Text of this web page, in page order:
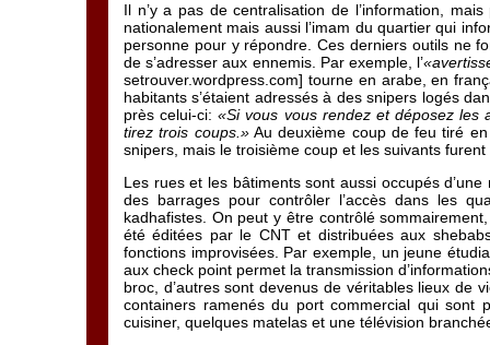
Il n’y a pas de centralisation de l’information,
nationalement mais aussi l’imam du quartier qui
personne pour y répondre. Ces derniers outils ne
de s’adresser aux ennemis. Par exemple, l’
setrouver.wordpress.com] tourne en arabe, en
habitants s’étaient adressés à des snipers logés
près celui-ci:«Si vous vous rendez et déposez les
tirez trois coups.»Au deuxième coup de feu tiré
snipers, mais le troisième coup et les suivants
Les rues et les bâtiments sont aussi occupés
des barrages pour contrôler l’accès dans les
kadhafistes. On peut y être contrôlé
été éditées par le CNT et distribuées aux
fonctions improvisées. Par exemple, un jeune
aux check point permet la transmission
broc, d’autres sont devenus de véritables lieux de
containers ramenés du port commercial qui
cuisiner, quelques matelas et une télévision